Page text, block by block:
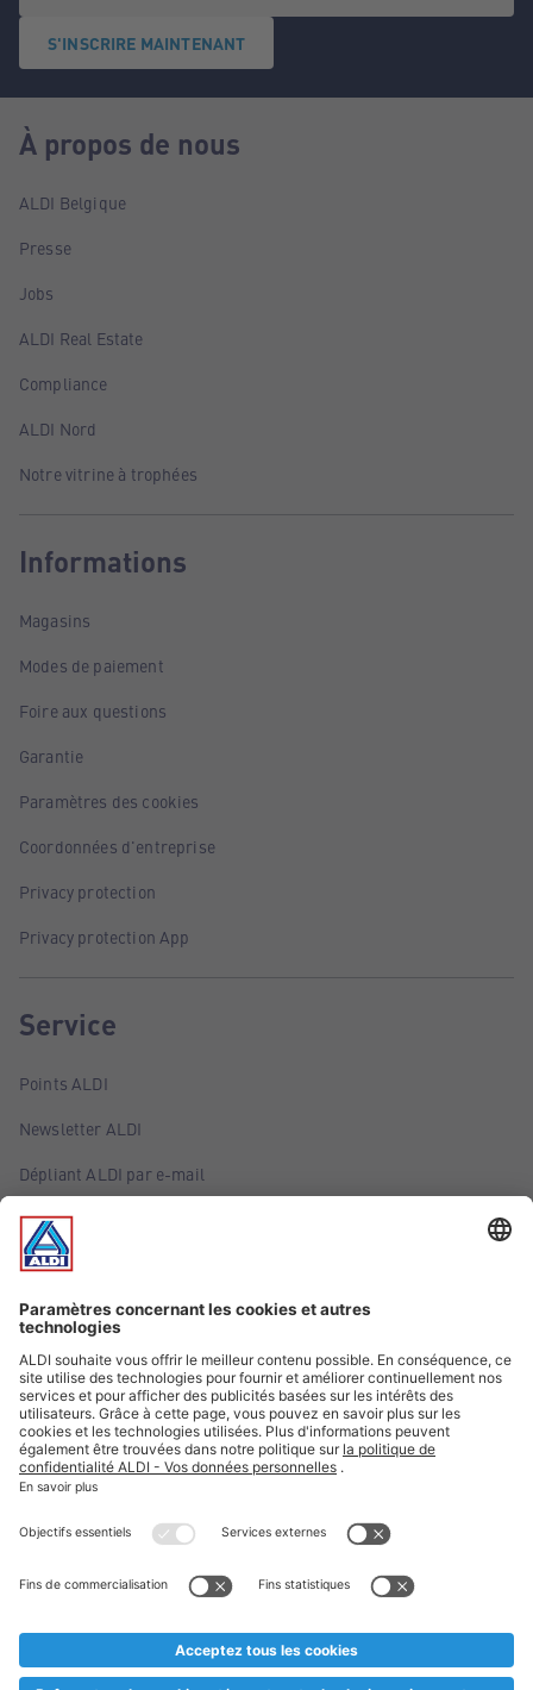
S'INSCRIRE MAINTENANT
À propos de nous
ALDI Belgique
Presse
Jobs
ALDI Real Estate
Compliance
ALDI Nord
Notre vitrine à trophées
Informations
Magasins
Modes de paiement
Foire aux questions
Garantie
Paramètres des cookies
Coordonnées d'entreprise
Privacy protection
Privacy protection App
Service
Points ALDI
Newsletter ALDI
Dépliant ALDI par e-mail
Offres
Infos essentielles
Suivez ALDI Belgique
Textes marqués d'un astérisque et mentions légales
* Nous vendons ces articles temporairement et jusqu'à
au cas où, malgré le planning bien étudié, nous serions
prématurément en rupture de stock. Prix Recupel et TVA incl.
** Sur ce site, l’utilisation de la forme masculine a été adoptée